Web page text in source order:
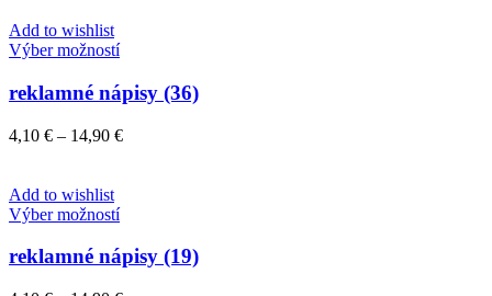
vybrať
na
stránke
produktu.
Add to wishlist
Výber možnostíTento
má
viacero
variantov.
Možnosti
vybrať
na
stránke
produktu.
reklamné nápisy (36)
4,10 € – 14,90 €Price
Add to wishlist
Výber možnostíTento
má
viacero
variantov.
reklamné nápisy (19)